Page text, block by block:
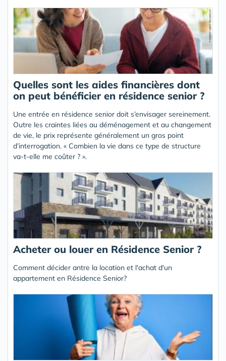
Quelles sont les aides financières dont
on peut bénéficier en résidence senior ?
Une entrée en résidence senior doit s’envisager sereinement.
Outre les craintes liées au déménagement et au changement
de vie, le prix représente généralement un gros point
d’interrogation. « Combien la vie dans ce type de structure
va-t-elle me coûter ? ».
Acheter ou louer en Résidence Senior ?
Comment décider antre la location et l'achat d'un
appartement en Résidence Senior?